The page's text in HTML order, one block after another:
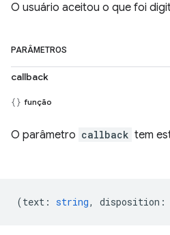
O usuário aceitou o que foi
PARÂMETROS
callback
função
O parâmetro callback tem
(text : string, disposition :